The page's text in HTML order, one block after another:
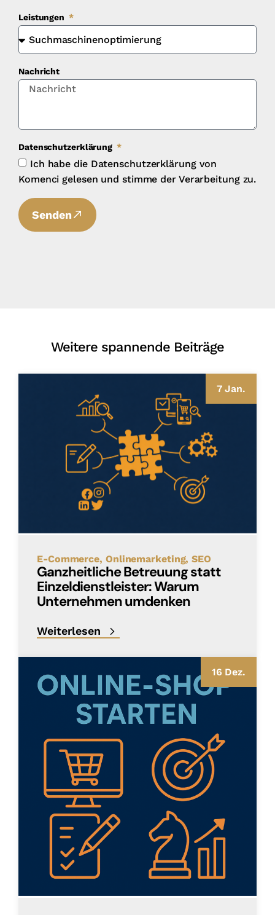
Leistungen
Nachricht
Datenschutzerklärung
Ich habe die Datenschutzerklärung von
Komenci gelesen und stimme der Verarbeitung zu.
Senden
Weitere spannende Beiträge
7 Jan.
E-Commerce Onlinemarketing SEO
Ganzheitliche Betreuung statt
Einzeldienstleister: Warum
Unternehmen umdenken
Weiterlesen
16 Dez.